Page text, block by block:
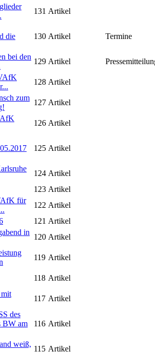
131 Artikel
die
130 Artikel Termine
bei den
129 Artikel
128 Artikel
zum
127 Artikel
126 Artikel
125 Artikel
124 Artikel
123 Artikel
für
122 Artikel
121 Artikel
in
120 Artikel
119 Artikel
118 Artikel
117 Artikel
des
BW am
116 Artikel
weiß,
115 Artikel